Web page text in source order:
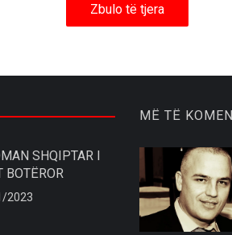
Zbulo të tjera
SHQIPTAR I
BOTËROR
2023
MË TË